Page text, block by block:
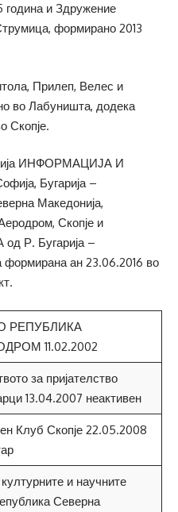
и Здружение
формирано 2013
Прилеп, Велес и
во Лабуништа, додека
Скопје.
ИНФОРМАЦИЈА И
Бугарија –
Македонија,
Скопје и
Р. Бугарија –
ан 23.06.2016 во
РЕПУБЛИКА
11.02.2002
за пријателство
13.04.2007 неактивен
Клуб Скопје 22.05.2008
и научните
Северна